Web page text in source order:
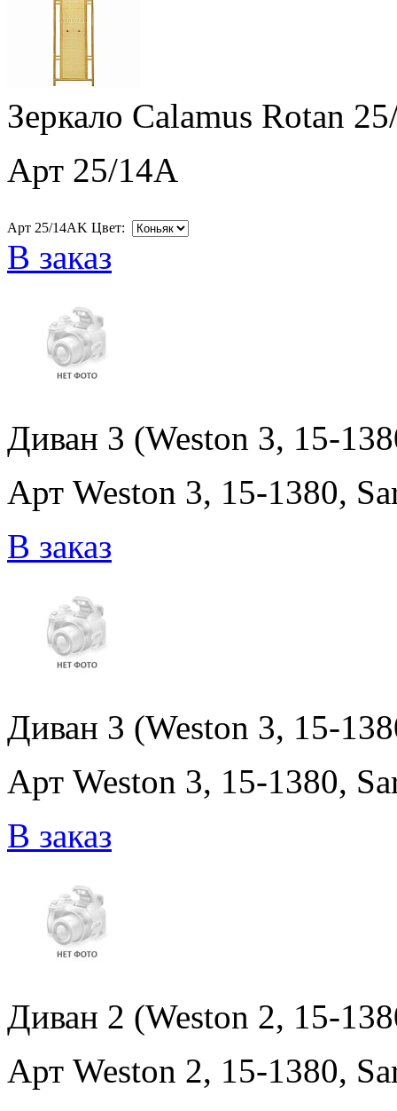
Зеркало Calamus Rotan
Арт 25/14A
Арт 25/14AK Цвет:
В заказ
Диван 3 (Weston 3, 15-
Арт Weston 3, 15-1380,
В заказ
Диван 3 (Weston 3, 15-
Арт Weston 3, 15-1380,
В заказ
Диван 2 (Weston 2, 15-
Арт Weston 2, 15-1380,